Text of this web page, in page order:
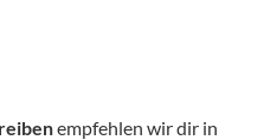
empfehlen wir dir in